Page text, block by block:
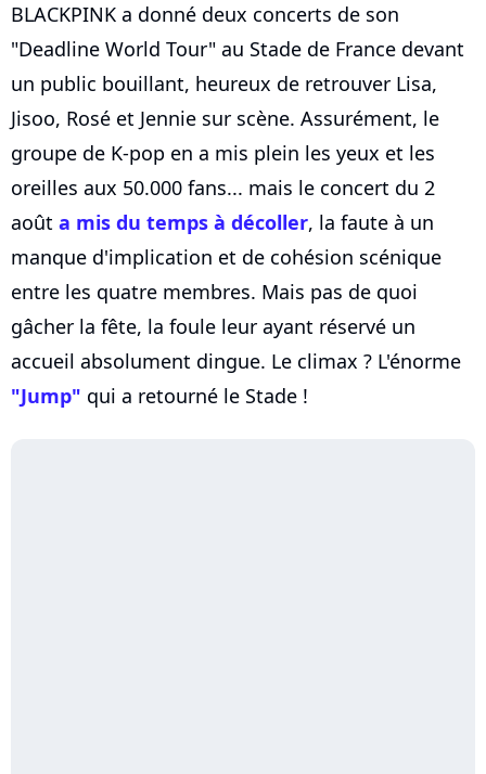
BLACKPINK a donné deux concerts de son
"Deadline World Tour" au Stade de France devant
un public bouillant, heureux de retrouver Lisa,
Jisoo, Rosé et Jennie sur scène. Assurément, le
groupe de K-pop en a mis plein les yeux et les
oreilles aux 50.000 fans... mais le concert du 2
août a mis du temps à décoller, la faute à un
manque d'implication et de cohésion scénique
entre les quatre membres. Mais pas de quoi
gâcher la fête, la foule leur ayant réservé un
accueil absolument dingue. Le climax ? L'énorme
"Jump" qui a retourné le Stade !